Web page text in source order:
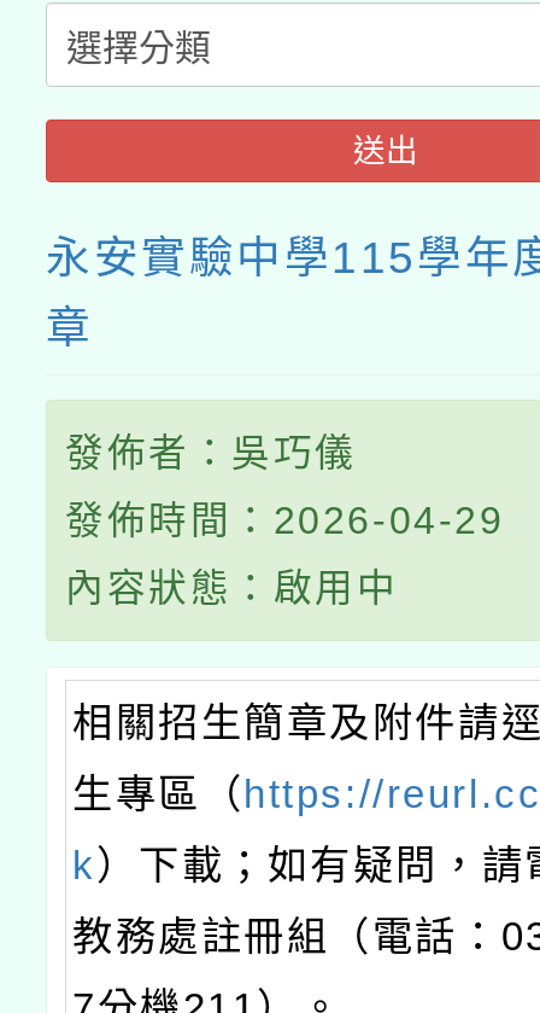
月28日止
送出
永安實驗中學115學年
章
發佈者：吳巧儀
發佈時間：2026-04-29
內容狀態：啟用中
相關招生簡章及附件請
生專區（https://
k）下載；如有疑問，請
教務處註冊組（電話：